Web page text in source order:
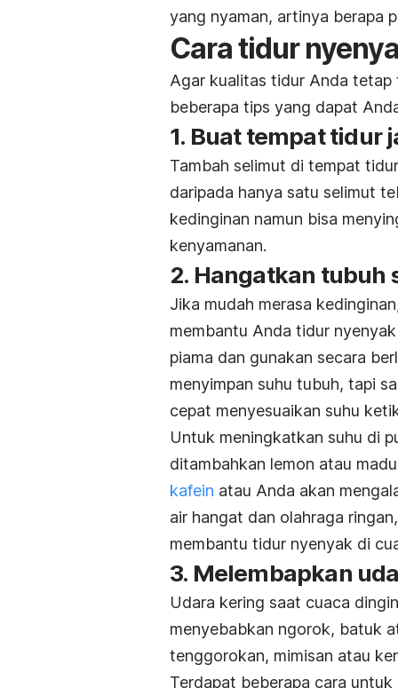
yang nyaman, artinya berapa
Cara tidur
Agar kualitas tidur Anda tetap
beberapa tips yang dapat
1. Buat tempat tidur
Tambah selimut di tempat
daripada hanya satu selimut
kedinginan namun bisa
kenyamanan.
2. Hangatkan tubuh
Jika mudah merasa
membantu Anda tidur
piama dan gunakan secara
menyimpan suhu tubuh, tapi
cepat menyesuaikan suhu
Untuk meningkatkan suhu di
ditambahkan lemon atau
kafein atau Anda akan
air hangat dan olahraga
membantu tidur nyenyak di
3. Melembapkan
Udara kering saat cuaca
menyebabkan ngorok, batuk
tenggorokan, mimisan atau
Terdapat beberapa cara